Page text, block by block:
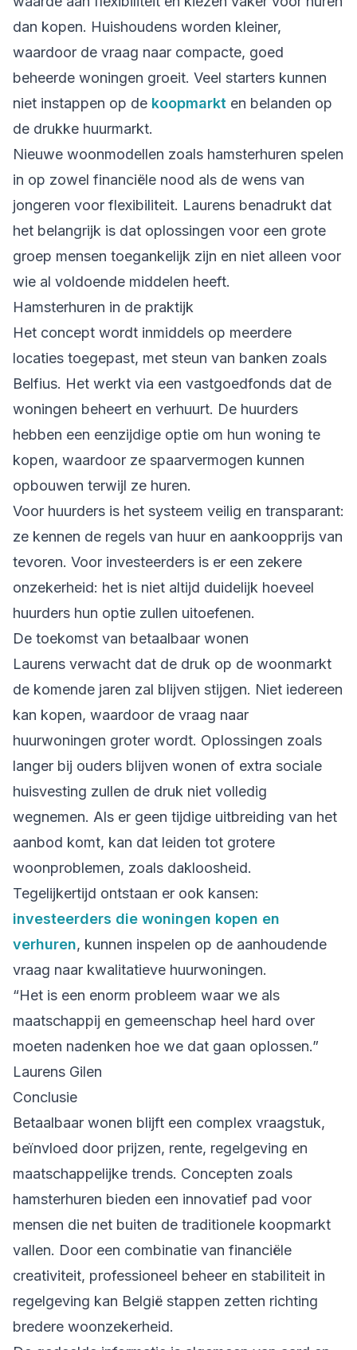
dan kopen. Huishoudens worden kleiner,
waardoor de vraag naar compacte, goed
beheerde woningen groeit. Veel starters kunnen
niet instappen op de koopmarkt en belanden op
de drukke huurmarkt.
Nieuwe woonmodellen zoals hamsterhuren spelen
in op zowel financiële nood als de wens van
jongeren voor flexibiliteit. Laurens benadrukt dat
het belangrijk is dat oplossingen voor een grote
groep mensen toegankelijk zijn en niet alleen voor
wie al voldoende middelen heeft.
Hamsterhuren in de praktijk
Het concept wordt inmiddels op meerdere
locaties toegepast, met steun van banken zoals
Belfius. Het werkt via een vastgoedfonds dat de
woningen beheert en verhuurt. De huurders
hebben een eenzijdige optie om hun woning te
kopen, waardoor ze spaarvermogen kunnen
opbouwen terwijl ze huren.
Voor huurders is het systeem veilig en transparant:
ze kennen de regels van huur en aankoopprijs van
tevoren. Voor investeerders is er een zekere
onzekerheid: het is niet altijd duidelijk hoeveel
huurders hun optie zullen uitoefenen.
De toekomst van betaalbaar wonen
Laurens verwacht dat de druk op de woonmarkt
de komende jaren zal blijven stijgen. Niet iedereen
kan kopen, waardoor de vraag naar
huurwoningen groter wordt. Oplossingen zoals
langer bij ouders blijven wonen of extra sociale
huisvesting zullen de druk niet volledig
wegnemen. Als er geen tijdige uitbreiding van het
aanbod komt, kan dat leiden tot grotere
woonproblemen, zoals dakloosheid.
Tegelijkertijd ontstaan er ook kansen:
investeerders die woningen kopen en
verhuren, kunnen inspelen op de aanhoudende
vraag naar kwalitatieve huurwoningen.
“Het is een enorm probleem waar we als
maatschappij en gemeenschap heel hard over
moeten nadenken hoe we dat gaan oplossen.”
Laurens Gilen
Conclusie
Betaalbaar wonen blijft een complex vraagstuk,
beïnvloed door prijzen, rente, regelgeving en
maatschappelijke trends. Concepten zoals
hamsterhuren bieden een innovatief pad voor
mensen die net buiten de traditionele koopmarkt
vallen. Door een combinatie van financiële
creativiteit, professioneel beheer en stabiliteit in
regelgeving kan België stappen zetten richting
bredere woonzekerheid.